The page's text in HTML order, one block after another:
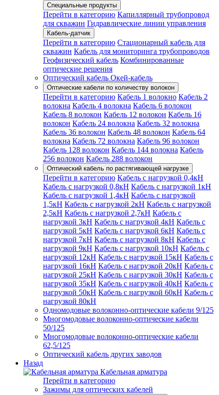
Специальные продукты
Перейти в категорию Капиллярный трубопровод
для скважин Гидравлические линии управления
Кабель-датчик
Перейти в категорию Стационарный кабель для
скважин Кабель для мониторинга трубопроводов
Геофизический кабель Комбинированные
оптические решения
Оптический кабель Окей-кабель
Оптические кабели по количеству волокон
Перейти в категорию Кабель 1 волокно Кабель 2
волокна Кабель 4 волокна Кабель 6 волокон
Кабель 8 волокон Кабель 12 волокон Кабель 16
волокон Кабель 24 волокна Кабель 32 волокна
Кабель 36 волокон Кабель 48 волокон Кабель 64
волокна Кабель 72 волокна Кабель 96 волокон
Кабель 128 волокон Кабель 144 волокна Кабель
256 волокон Кабель 288 волокон
Оптический кабель по растягивающей нагрузке
Перейти в категорию Кабель с нагрузкой 0,4кН
Кабель с нагрузкой 0,8кН Кабель с нагрузкой 1кН
Кабель с нагрузкой 1,4кН Кабель с нагрузкой
1,5кН Кабель с нагрузкой 2кН Кабель с нагрузкой
2,5кН Кабель с нагрузкой 2,7кН Кабель с
нагрузкой 3кН Кабель с нагрузкой 4кН Кабель с
нагрузкой 5кН Кабель с нагрузкой 6кН Кабель с
нагрузкой 7кН Кабель с нагрузкой 8кН Кабель с
нагрузкой 9кН Кабель с нагрузкой 10кН Кабель с
нагрузкой 12кН Кабель с нагрузкой 15кН Кабель с
нагрузкой 16кН Кабель с нагрузкой 20кН Кабель с
нагрузкой 25кН Кабель с нагрузкой 30кН Кабель с
нагрузкой 35кН Кабель с нагрузкой 40кН Кабель с
нагрузкой 50кН Кабель с нагрузкой 60кН Кабель с
нагрузкой 80кН
Одномодовые волоконно-оптические кабели 9/125
Многомодовые волоконно-оптические кабели
50/125
Многомодовые волоконно-оптические кабели
62,5/125
Оптический кабель других заводов
Назад
Кабельная арматура
Перейти в категорию
Зажимы для оптических кабелей